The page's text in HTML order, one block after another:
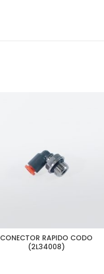
CONECTOR RAPIDO CODO
(2L34008)